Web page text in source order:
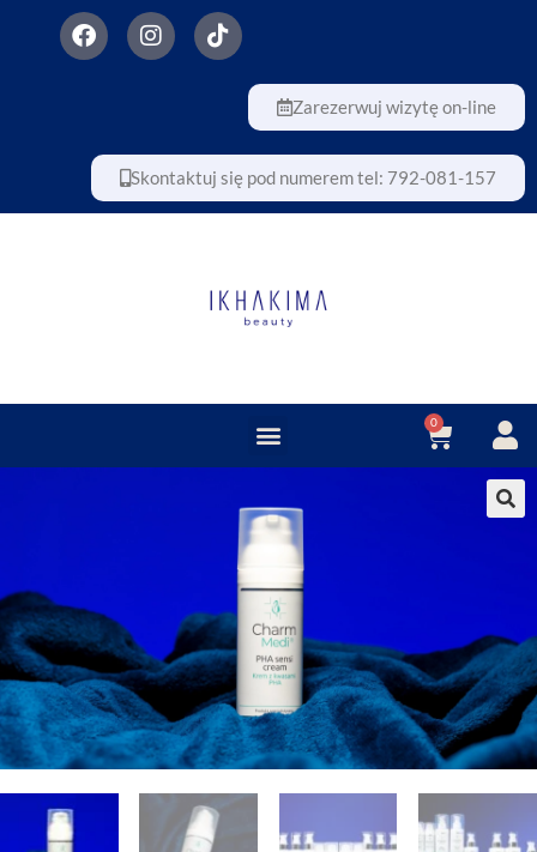
Zarezerwuj wizytę on-line
Skontaktuj się pod numerem tel: 792-081-157
0